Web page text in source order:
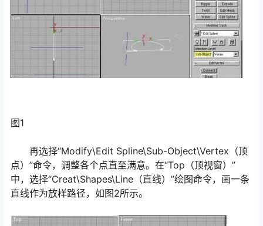
图1
再选择“Modify\Edit Spline\Sub-Object\Vertex（顶
点）”命令，调整各个点直至满意。在“Top（顶视窗）”
中，选择“Creat\Shapes\Line（直线）”绘图命令，画一条
直线作为放样路径，如图2所示。